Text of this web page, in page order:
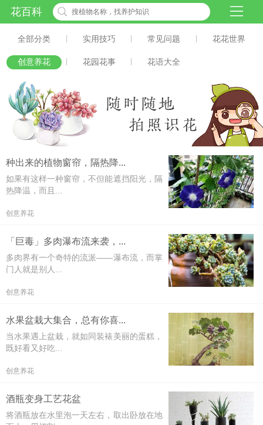
花百科
全部分类 实用技巧 常见问题 花花世界
创意养花 花园花事 花语大全
种出来的植物窗帘，隔热降...
如果有这样一种窗帘，不但能遮挡阳光，隔
热降温，而且...
创意养花
「巨毒」多肉瀑布流来袭，...
多肉界有一个奇特的流派——瀑布流，而掌
门人就是别人...
创意养花
水果盆栽大集合，总有你喜...
当水果遇上盆栽，就如同装裱美丽的蛋糕，
既好看又好吃...
创意养花
酒瓶变身工艺花盆
将酒瓶放在水里泡一天左右，取出卧放在地